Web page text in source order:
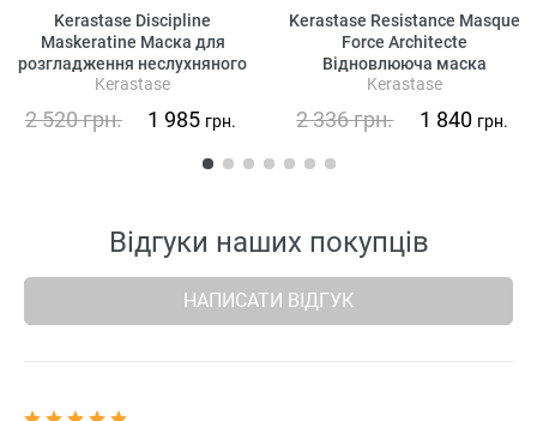
Kerastase Discipline
Maskeratine Маска для
розгладження неслухняного
волосся
Kerastase
2 520грн. 1 985 грн.
Kerastase Resistance Masque
Force Architecte
Відновлююча маска
Kerastase
2 336грн. 1 840 грн.
Відгуки наших покупців
НАПИСАТИ ВІДГУК